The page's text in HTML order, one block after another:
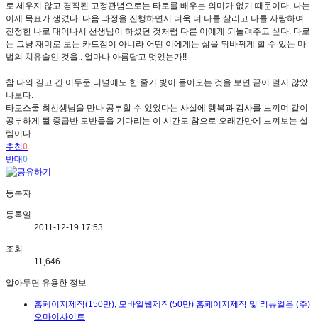
로 세우지 않고 경직된 고정관념으로는 타로를 배우는 의미가 없기 때문이다. 나는
이제 목표가 생겼다. 다음 과정을 진행하면서 더욱 더 나를 살리고 나를 사랑하여
진정한 나로 태어나서 선생님이 하셨던 것처럼 다른 이에게 되돌려주고 싶다. 타로
는 그냥 재미로 보는 카드점이 아니라 어떤 이에게는 삶을 뒤바뀌게 할 수 있는 마
법의 치유술인 것을.. 얼마나 아름답고 멋있는가!!
참 나의 길고 긴 어두운 터널에도 한 줄기 빛이 들어오는 것을 보면 끝이 멀지 않았
나보다.
타로스쿨 최선생님을 만나 공부할 수 있었다는 사실에 행복과 감사를 느끼며 같이
공부하게 될 중급반 도반들을 기다리는 이 시간도 참으로 오래간만에 느껴보는 설
렘이다.
추천0
반대0
등록자
등록일
2011-12-19 17:53
조회
11,646
알아두면 유용한 정보
홈페이지제작(150만), 모바일웹제작(50만) 홈페이지제작 및 리뉴얼은 (주)
오마이사이트